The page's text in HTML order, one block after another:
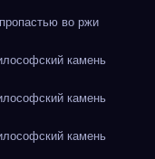
во ржи
камень
камень
камень